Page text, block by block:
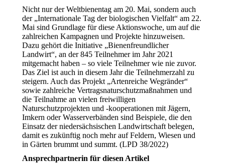
Nicht nur der Weltbienentag am 20. Mai, sondern auch
der „Internationale Tag der biologischen Vielfalt“ am 22.
Mai sind Grundlage für diese Aktionswoche, um auf die
zahlreichen Kampagnen und Projekte hinzuweisen.
Dazu gehört die Initiative „Bienenfreundlicher
Landwirt“, an der 845 Teilnehmer im Jahr 2021
mitgemacht haben – so viele Teilnehmer wie nie zuvor.
Das Ziel ist auch in diesem Jahr die Teilnehmerzahl zu
steigern. Auch das Projekt „Artenreiche Wegränder“
sowie zahlreiche Vertragsnaturschutzmaßnahmen und
die Teilnahme an vielen freiwilligen
Naturschutzprojekten und -kooperationen mit Jägern,
Imkern oder Wasserverbänden sind Beispiele, die den
Einsatz der niedersächsischen Landwirtschaft belegen,
damit es zukünftig noch mehr auf Feldern, Wiesen und
in Gärten brummt und summt. (LPD 38/2022)
Ansprechpartnerin für diesen Artikel